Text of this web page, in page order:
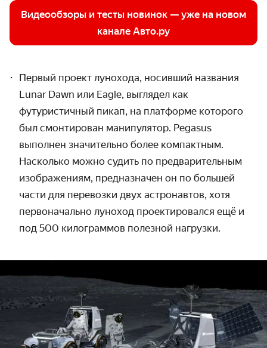
Видеообзоры и тесты новинок — уже на новом
канале Авто.ру
Первый проект лунохода, носивший названия
Lunar Dawn или Eagle, выглядел как
футуристичный пикап, на платформе которого
был смонтирован манипулятор. Pegasus
выполнен значительно более компактным.
Насколько можно судить по предварительным
изображениям, предназначен он по большей
части для перевозки двух астронавтов, хотя
первоначально луноход проектировался ещё и
под 500 килограммов полезной нагрузки.